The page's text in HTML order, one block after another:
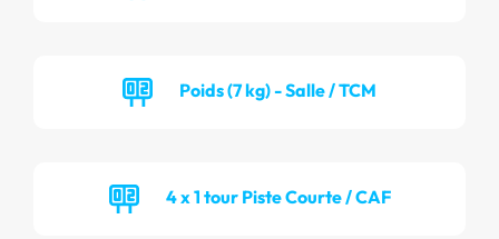
Poids (7 kg) - Salle / TCM
4 x 1 tour Piste Courte / CAF